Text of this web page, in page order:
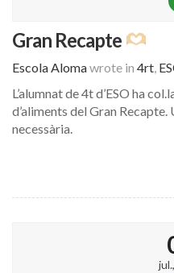
Gran Recapte
Escola Alomawrote in 4rt,
L’alumnat de 4t d’ESO ha
d’aliments del Gran
necessària.